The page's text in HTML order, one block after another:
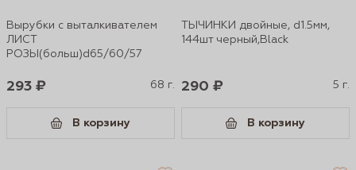
Вырубки с выталкивателем
ЛИСТ
РОЗЫ(больш)d65/60/57
293 ₽ 68 г.
В корзину
ТЫЧИНКИ двойные, d1.5мм,
144шт черный,Black
290 ₽ 5 г.
В корзину